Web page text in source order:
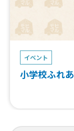
イベント
小学校ふれ